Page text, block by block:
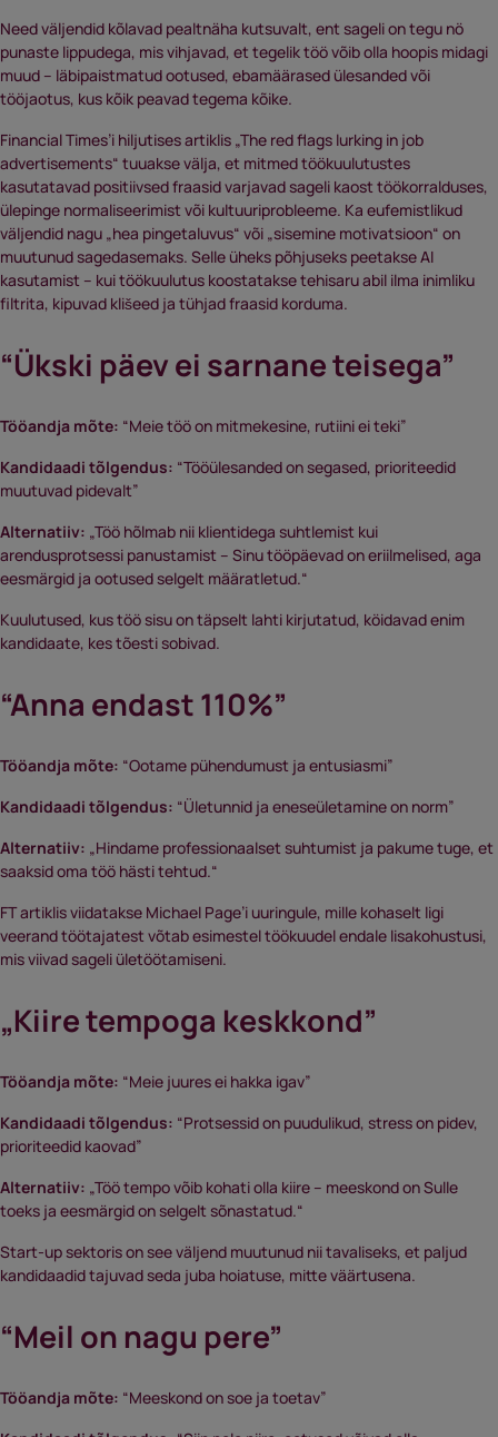
Need väljendid kõlavad pealtnäha kutsuvalt, ent sageli on tegu nö
punaste lippudega, mis vihjavad, et tegelik töö võib olla hoopis midagi
muud – läbipaistmatud ootused, ebamäärased ülesanded või
tööjaotus, kus kõik peavad tegema kõike.
Financial Times’i hiljutises artiklis „The red flags lurking in job
advertisements“ tuuakse välja, et mitmed töökuulutustes
kasutatavad positiivsed fraasid varjavad sageli kaost töökorralduses,
ülepinge normaliseerimist või kultuuriprobleeme. Ka eufemistlikud
väljendid nagu „hea pingetaluvus“ või „sisemine motivatsioon“ on
muutunud sagedasemaks. Selle üheks põhjuseks peetakse AI
kasutamist – kui töökuulutus koostatakse tehisaru abil ilma inimliku
filtrita, kipuvad klišeed ja tühjad fraasid korduma.
“Ükski päev ei sarnane teisega”
Tööandja mõte: “Meie töö on mitmekesine, rutiini ei teki”
Kandidaadi tõlgendus: “Tööülesanded on segased, prioriteedid
muutuvad pidevalt”
Alternatiiv: „Töö hõlmab nii klientidega suhtlemist kui
arendusprotsessi panustamist – Sinu tööpäevad on eriilmelised, aga
eesmärgid ja ootused selgelt määratletud.“
Kuulutused, kus töö sisu on täpselt lahti kirjutatud, köidavad enim
kandidaate, kes tõesti sobivad.
“Anna endast 110%”
Tööandja mõte: “Ootame pühendumust ja entusiasmi”
Kandidaadi tõlgendus: “Ületunnid ja eneseületamine on norm”
Alternatiiv: „Hindame professionaalset suhtumist ja pakume tuge, et
saaksid oma töö hästi tehtud.“
FT artiklis viidatakse Michael Page’i uuringule, mille kohaselt ligi
veerand töötajatest võtab esimestel töökuudel endale lisakohustusi,
mis viivad sageli ületöötamiseni.
„Kiire tempoga keskkond”
Tööandja mõte: “Meie juures ei hakka igav”
Kandidaadi tõlgendus: “Protsessid on puudulikud, stress on pidev,
prioriteedid kaovad”
Alternatiiv: „Töö tempo võib kohati olla kiire – meeskond on Sulle
toeks ja eesmärgid on selgelt sõnastatud.“
Start-up sektoris on see väljend muutunud nii tavaliseks, et paljud
kandidaadid tajuvad seda juba hoiatuse, mitte väärtusena.
“Meil on nagu pere”
Tööandja mõte: “Meeskond on soe ja toetav”